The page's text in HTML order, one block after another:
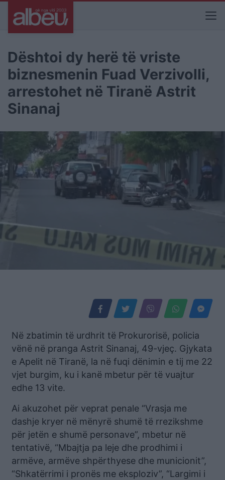
Dështoi dy herë të vriste
biznesmenin Fuad Verzivolli,
arrestohet në Tiranë Astrit
Sinanaj
Në zbatimin të urdhrit të Prokurorisë, policia
vënë në pranga Astrit Sinanaj, 49-vjeç. Gjykata
e Apelit në Tiranë, la në fuqi dënimin e tij me 22
vjet burgim, ku i kanë mbetur për të vuajtur
edhe 13 vite.
Ai akuzohet për veprat penale “Vrasja me
dashje kryer në mënyrë shumë të rrezikshme
për jetën e shumë personave”, mbetur në
tentativë, “Mbajtja pa leje dhe prodhimi i
armëve, armëve shpërthyese dhe municionit”,
“Shkatërrimi i pronës me eksploziv”, “Largimi i